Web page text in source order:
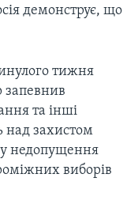
демонструє, що
тижня
запевнив
та інші
над захистом
недопущення
виборів